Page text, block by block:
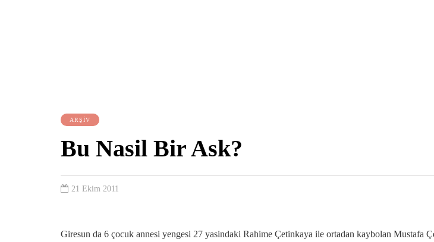
ARŞİV
Bu Nasil Bir Ask?
21 Ekim 2011
Giresun da 6 çocuk annesi yengesi 27 yasindaki Rahime Çetinkaya ile ortadan kaybolan